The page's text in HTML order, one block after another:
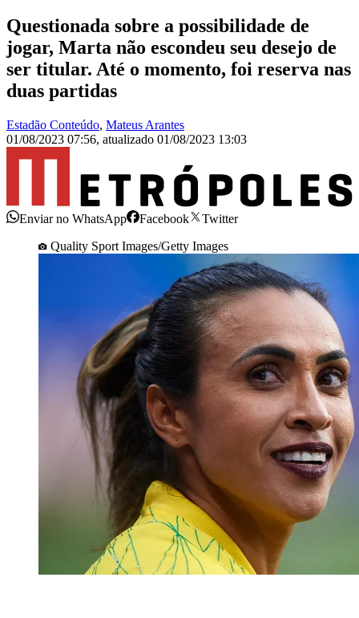
Questionada sobre a possibilidade de
jogar, Marta não escondeu seu desejo de
ser titular. Até o momento, foi reserva nas
duas partidas
Estadão Conteúdo, Mateus Arantes
01/08/2023 07:56, atualizado 01/08/2023 13:03
Enviar no WhatsApp Facebook
Twitter
Quality Sport Images/Getty Images